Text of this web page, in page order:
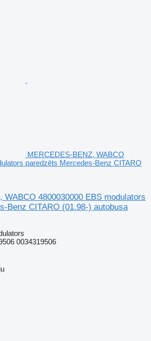
MERCEDES-BENZ, WABCO
paredzēts Mercedes-Benz CITARO
WABCO 4800030000 EBS modulators
Benz CITARO (01.98-) autobusa
0034319506